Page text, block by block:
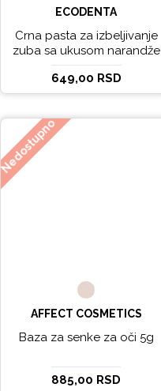
ECODENTA
Crna pasta za izbeljivanje
zuba sa ukusom narandže
Ecodenta 100 ml
649,00 RSD
AFFECT COSMETICS
Baza za senke za oči 5g
885,00 RSD